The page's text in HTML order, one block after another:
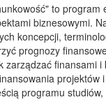
to
biznesowymi.
koncepcji,
prognozy
finansami
programu